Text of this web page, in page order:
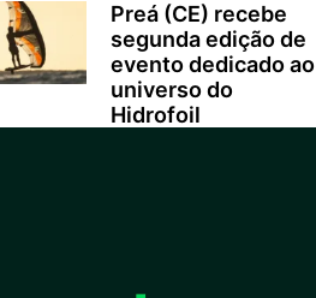
Preá (CE) recebe
segunda edição de
evento dedicado ao
universo do
Hidrofoil